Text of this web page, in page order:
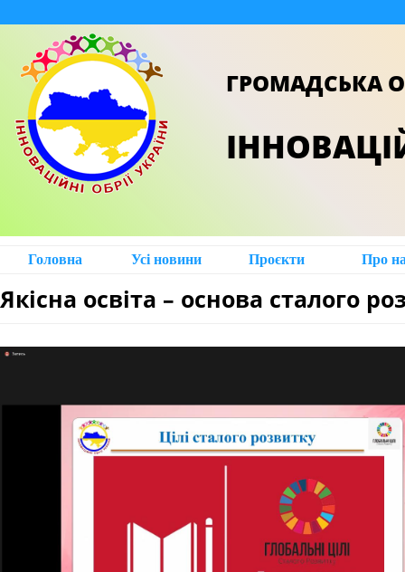
ГРОМАДСЬКА
Головна Усі новини Проєкти Про
Якісна освіта – основа сталого